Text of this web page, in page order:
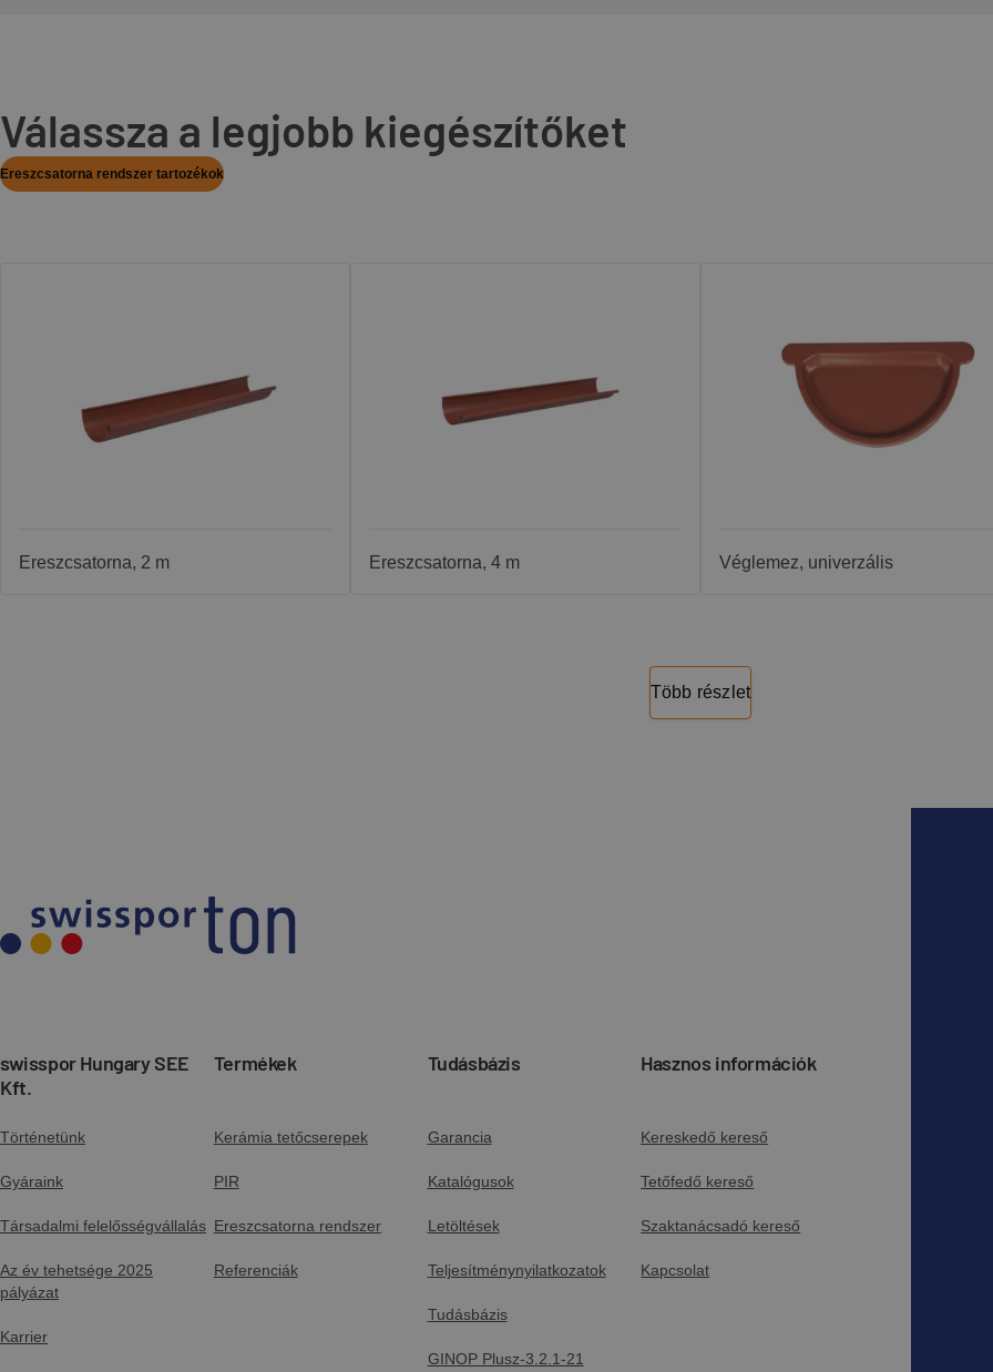
Válassza a legjobb kiegészítőket
Ereszcsatorna rendszer tartozékok
Ereszcsatorna, 2 m Ereszcsatorna, 4 m Véglemez, univerzális
Több részlet
swisspor Hungary SEE
Kft.
Termékek Tudásbázis Hasznos információk
Történetünk
Gyáraink
Társadalmi felelősségvállalás
Az év tehetsége 2025
pályázat
Karrier
Kerámia tetőcserepek
PIR
Ereszcsatorna rendszer
Referenciák
Garancia
Katalógusok
Letöltések
Teljesítménynyilatkozatok
Tudásbázis
GINOP Plusz-3.2.1-21
Kereskedő kereső
Tetőfedő kereső
Szaktanácsadó kereső
Kapcsolat